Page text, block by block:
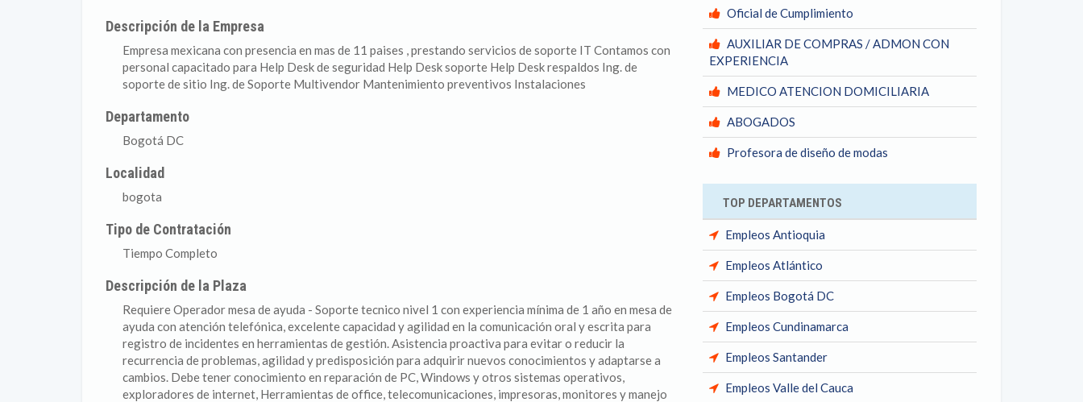
Descripción de la Empresa
Empresa mexicana con presencia en mas de 11 paises , prestando servicios de soporte IT Contamos con
personal capacitado para Help Desk de seguridad Help Desk soporte Help Desk respaldos Ing. de
soporte de sitio Ing. de Soporte Multivendor Mantenimiento preventivos Instalaciones
Departamento
Bogotá DC
Localidad
bogota
Tipo de Contratación
Tiempo Completo
Descripción de la Plaza
Requiere Operador mesa de ayuda - Soporte tecnico nivel 1 con experiencia mínima de 1 año en mesa de
ayuda con atención telefónica, excelente capacidad y agilidad en la comunicación oral y escrita para
registro de incidentes en herramientas de gestión. Asistencia proactiva para evitar o reducir la
recurrencia de problemas, agilidad y predisposición para adquirir nuevos conocimientos y adaptarse a
cambios. Debe tener conocimiento en reparación de PC, Windows y otros sistemas operativos,
exploradores de internet, Herramientas de office, telecomunicaciones, impresoras, monitores y manejo
Oficial de Cumplimiento
AUXILIAR DE COMPRAS / ADMON CON
EXPERIENCIA
MEDICO ATENCION DOMICILIARIA
ABOGADOS
Profesora de diseño de modas
TOP DEPARTAMENTOS
Empleos Antioquia
Empleos Atlántico
Empleos Bogotá DC
Empleos Cundinamarca
Empleos Santander
Empleos Valle del Cauca